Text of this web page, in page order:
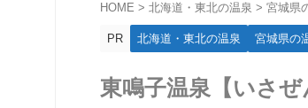
HOME > 北海道・東北の温泉 > 宮城県
PR 北海道・東北の温泉 宮城県の
東鳴子温泉【いさ